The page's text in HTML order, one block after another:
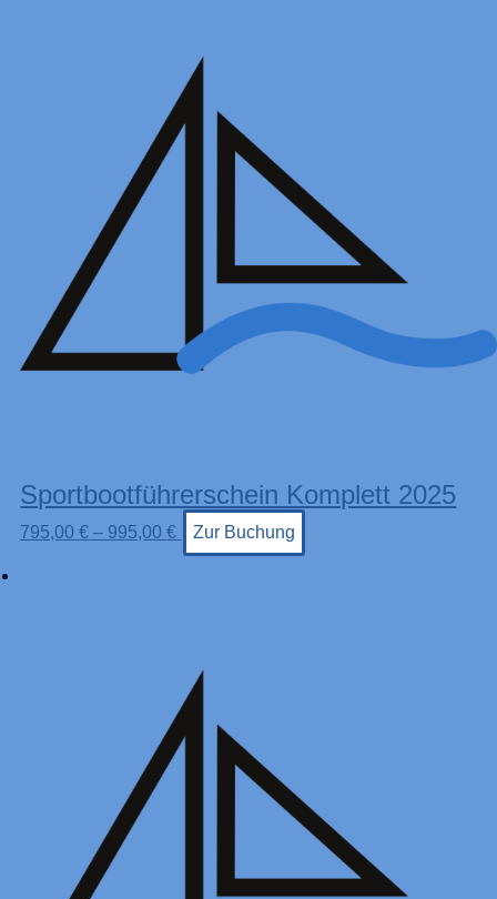
Sportbootführerschein Komplett 2025
795,00€ – 995,00€ Zur Buchung